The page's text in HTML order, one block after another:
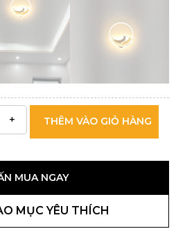
THÊM VÀO GIỎ HÀNG
MUA NGAY
MỤC YÊU THÍCH